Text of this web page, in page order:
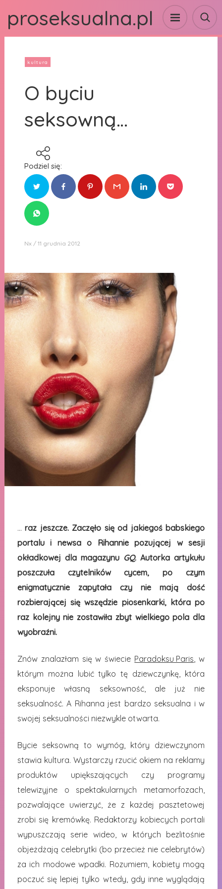
proseksualna.pl
kultura
O byciu
seksowną…
Podziel się:
Nx 11 grudnia 2012
…raz jeszcze. Zaczęło się od jakiegoś babskiego
portalu i newsa o Rihannie pozującej w sesji
okładkowej dla magazynu GQ. Autorka artykułu
poszczuła czytelników cycem, po czym
enigmatycznie zapytała czy nie mają dość
rozbierającej się wszędzie piosenkarki, która po
raz kolejny nie zostawiła zbyt wielkiego pola dla
wyobraźni.
Znów znalazłam się w świecie Paradoksu Paris, w
którym można lubić tylko tę dziewczynkę, która
eksponuje własną seksowność, ale już nie
seksualność. A Rihanna jest bardzo seksualna i w
swojej seksualności niezwykle otwarta.
Bycie seksowną to wymóg, który dziewczynom
stawia kultura. Wystarczy rzucić okiem na reklamy
produktów upiększających czy programy
telewizyjne o spektakularnych metamorfozach,
pozwalające uwierzyć, że z każdej pasztetowej
zrobi się kremówkę. Redaktorzy kobiecych portali
wypuszczają serie wideo, w których bezlitośnie
objeżdżają celebrytki (bo przecież nie celebrytów)
za ich modowe wpadki. Rozumiem, kobiety mogą
poczuć się lepiej tylko wtedy, gdy inne wyglądają